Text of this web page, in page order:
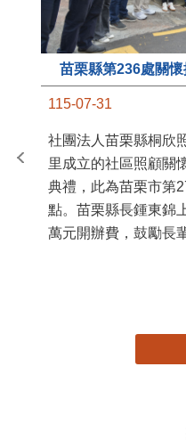
苗栗縣第236處關
115-07-31
社團法人苗栗縣桐欣
里成立的社區照顧關
典禮，此為苗栗市第
點。苗栗縣長鍾東錦
萬元開辦費，鼓勵長